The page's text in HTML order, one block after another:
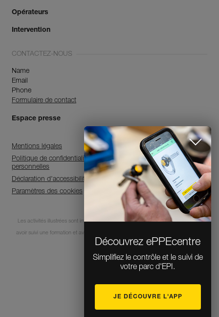
Découvrez ePPEcentre
Simplifiez le contrôle et le suivi de
votre parc d'EPI.
Opérateurs
Intervention
CONTACTEZ-NOUS
Name
Email
Phone
Formulaire de contact
Espace presse
Mentions légales
Politique de confidentialité et de traitement des données
personnelles
Déclaration d'accessibilité
Paramètres des cookies
Les activités illustrées sont intrinsèquement dangereuses. Chaque utilisateur doit
avoir suivi une formation et avoir des compétences pour l’usage des équipements
lors de ces activités.